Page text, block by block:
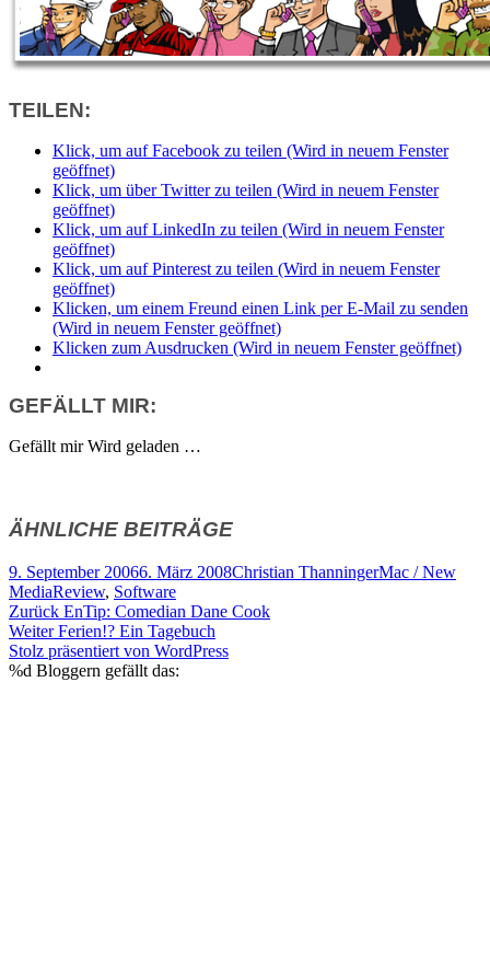
TEILEN:
Klick, um auf Facebook zu teilen (Wird in neuem Fenster
geöffnet)
Klick, um über Twitter zu teilen (Wird in neuem Fenster
geöffnet)
Klick, um auf LinkedIn zu teilen (Wird in neuem Fenster
geöffnet)
Klick, um auf Pinterest zu teilen (Wird in neuem Fenster
geöffnet)
Klicken, um einem Freund einen Link per E-Mail zu senden
(Wird in neuem Fenster geöffnet)
Klicken zum Ausdrucken (Wird in neuem Fenster geöffnet)
GEFÄLLT MIR:
Gefällt mir Wird geladen …
ÄHNLICHE BEITRÄGE
Veröffentlicht
am
9. September 20066. März 2008Autor
Christian ThanningerKategorien
Mac / New
MediaSchlagwörter
Review, Software
Beitragsnavigation
Zurück Vorheriger
Beitrag:
EnTip: Comedian Dane Cook
Weiter Nächster
Beitrag:
Ferien!? Ein Tagebuch
Stolz präsentiert von WordPress
%d Bloggern gefällt das: